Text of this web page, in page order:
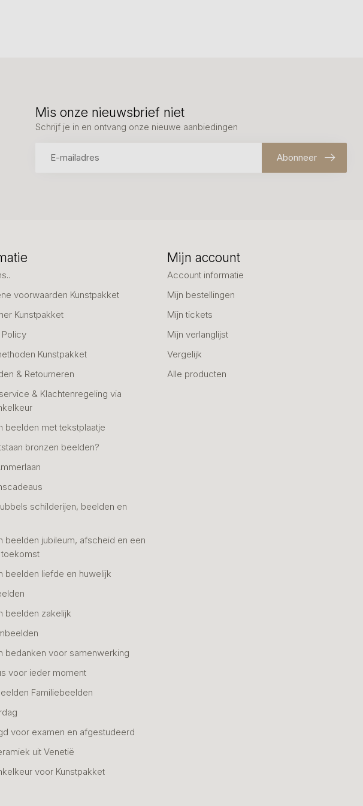
Mis onze nieuwsbrief niet
Schrijf je in en ontvang onze nieuwe aanbiedingen
Abonneer
voorwaarden Kunstpakket
Kunstpakket
Kunstpakket
& Retourneren
& Klachtenregeling via
beelden met tekstplaatje
bronzen beelden?
schilderijen, beelden en
beelden jubileum, afscheid en een
beelden liefde en huwelijk
beelden zakelijk
bedanken voor samenwerking
voor ieder moment
Familiebeelden
voor examen en afgestudeerd
uit Venetië
voor Kunstpakket
Mijn account
Account informatie
Mijn bestellingen
Mijn tickets
Mijn verlanglijst
Vergelijk
Alle producten